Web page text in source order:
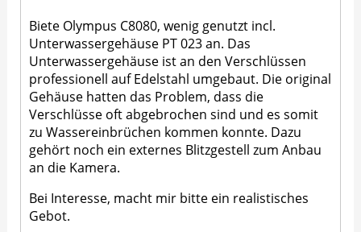
Biete Olympus C8080, wenig genutzt incl.
Unterwassergehäuse PT 023 an. Das
Unterwassergehäuse ist an den Verschlüssen
professionell auf Edelstahl umgebaut. Die original
Gehäuse hatten das Problem, dass die
Verschlüsse oft abgebrochen sind und es somit
zu Wassereinbrüchen kommen konnte. Dazu
gehört noch ein externes Blitzgestell zum Anbau
an die Kamera.
Bei Interesse, macht mir bitte ein realistisches
Gebot.